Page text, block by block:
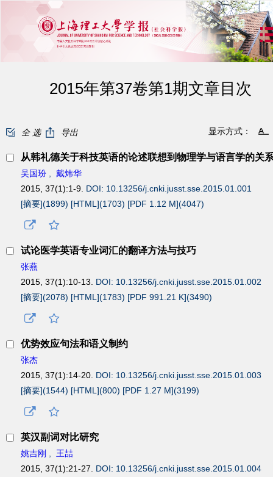
2015年第37卷第1期文章目次
全 选 导出 显示方式：
从韩礼德关于科技英语的论述联想到物理学与语言学的关
吴国玢
戴炜华
2015, 37(1):1-9. DOI: 10.13256/j.cnki.jusst.sse.2015.01.001
[摘要](1899) [HTML](1703) [PDF 1.12 M](4047)
试论医学英语专业词汇的翻译方法与技巧
张燕
2015, 37(1):10-13. DOI: 10.13256/j.cnki.jusst.sse.2015.01.002
[摘要](2078) [HTML](1783) [PDF 991.21 K](3490)
优势效应句法和语义制约
张杰
2015, 37(1):14-20. DOI: 10.13256/j.cnki.jusst.sse.2015.01.003
[摘要](1544) [HTML](800) [PDF 1.27 M](3199)
英汉副词对比研究
姚吉刚
王喆
2015, 37(1):21-27. DOI: 10.13256/j.cnki.jusst.sse.2015.01.004